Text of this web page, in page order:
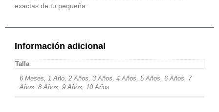
exactas de tu pequeña.
Información adicional
Talla
6 Meses, 1 Año, 2 Años, 3 Años, 4 Años, 5 Años, 6 Años, 7
Años, 8 Años, 9 Años, 10 Años